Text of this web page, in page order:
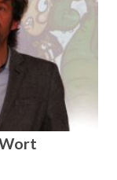
Autos fährt.
aus